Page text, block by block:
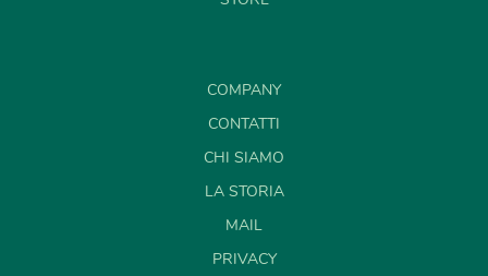
COMPANY
CONTATTI
CHI SIAMO
LA STORIA
MAIL
PRIVACY